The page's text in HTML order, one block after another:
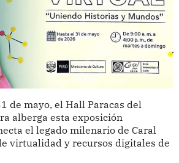
de mayo, el Hall Paracas del
alberga esta exposición
el legado milenario de Caral
virtualidad y recursos digitales de